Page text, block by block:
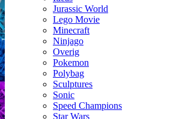
Jurassic World
Lego Movie
Minecraft
Ninjago
Overig
Pokemon
Polybag
Sculptures
Sonic
Speed Champions
Star Wars